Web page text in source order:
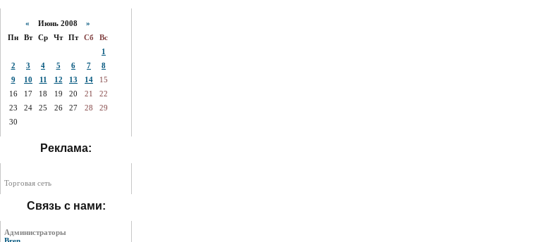
« Июнь 2008 »
Пн
Вт Ср Чт Пт Сб
Вс
1
2
3 4 5 6 7
8
9
10 11 12 13 14
15
16
17 18 19 20 21
22
23
24 25 26 27 28
29
30
Реклама:
Торговая сеть
Связь с нами:
Администраторы